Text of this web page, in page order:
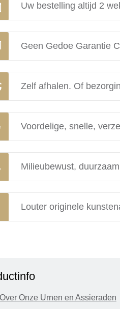
Uw bestelling altijd 2
Geen Gedoe Garantie
Zelf afhalen. Of
Voordelige, snelle,
Milieubewust,
Louter originele
Over Onze Urnen en Assieraden